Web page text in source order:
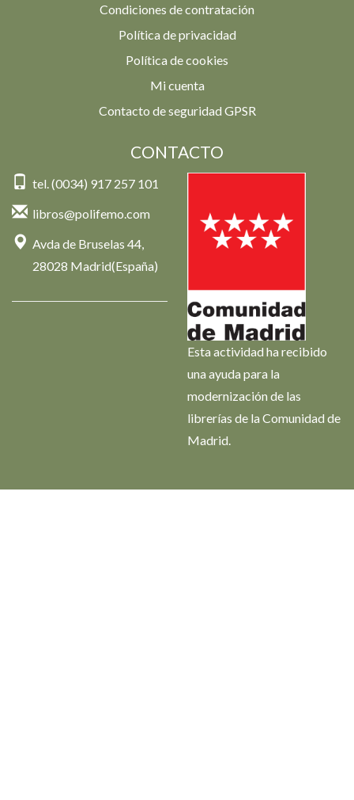
Condiciones de contratación
Política de privacidad
Política de cookies
Mi cuenta
Contacto de seguridad GPSR
CONTACTO
tel. (0034) 917 257 101
libros@polifemo.com
Avda de Bruselas 44,
28028 Madrid(España)
Esta actividad ha recibido
una ayuda para la
modernización de las
librerías de la Comunidad de
Madrid.